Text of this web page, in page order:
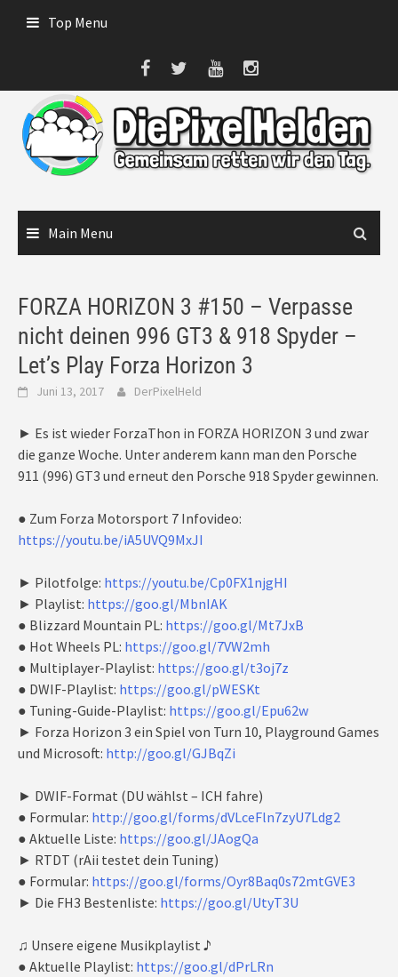
Top Menu
Main Menu
FORZA HORIZON 3 #150 – Verpasse
nicht deinen 996 GT3 & 918 Spyder –
Let’s Play Forza Horizon 3
Juni 13, 2017 DerPixelHeld
► Es ist wieder ForzaThon in FORZA HORIZON 3 und zwar
die ganze Woche. Unter anderem kann man den Porsche
911 (996) GT3 und erneut den Porsche 918 Spyder gewinnen.
● Zum Forza Motorsport 7 Infovideo:
https://youtu.be/iA5UVQ9MxJI
► Pilotfolge: https://youtu.be/Cp0FX1njgHI
► Playlist: https://goo.gl/MbnIAK
● Blizzard Mountain PL: https://goo.gl/Mt7JxB
● Hot Wheels PL: https://goo.gl/7VW2mh
● Multiplayer-Playlist: https://goo.gl/t3oj7z
● DWIF-Playlist: https://goo.gl/pWESKt
● Tuning-Guide-Playlist: https://goo.gl/Epu62w
► Forza Horizon 3 ein Spiel von Turn 10, Playground Games
und Microsoft: http://goo.gl/GJBqZi
► DWIF-Format (DU wählst – ICH fahre)
● Formular: http://goo.gl/forms/dVLceFln7zyU7Ldg2
● Aktuelle Liste: https://goo.gl/JAogQa
► RTDT (rAii testet dein Tuning)
● Formular: https://goo.gl/forms/Oyr8Baq0s72mtGVE3
► Die FH3 Bestenliste: https://goo.gl/UtyT3U
♫ Unsere eigene Musikplaylist ♪
● Aktuelle Playlist: https://goo.gl/dPrLRn